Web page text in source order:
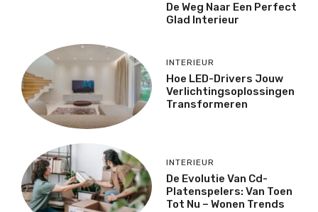
De Weg Naar Een Perfect
Glad Interieur
INTERIEUR
Hoe LED-Drivers Jouw
Verlichtingsoplossingen
Transformeren
INTERIEUR
De Evolutie Van Cd-
Platenspelers: Van Toen
Tot Nu – Wonen Trends